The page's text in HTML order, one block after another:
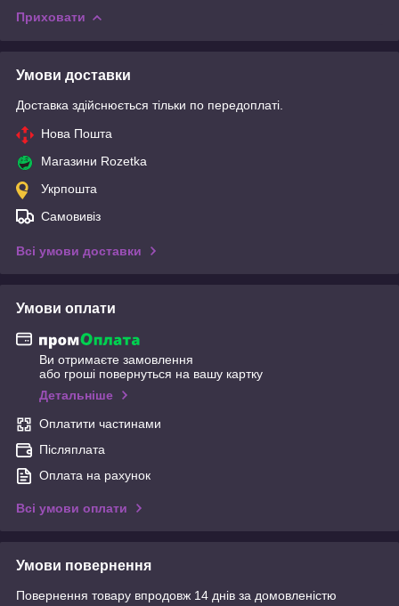
Приховати
Умови доставки
Доставка здійснюється тільки по передоплаті.
Нова Пошта
Магазини Rozetka
Укрпошта
Самовивіз
Всі умови доставки
Умови оплати
Ви отримаєте замовлення
або гроші повернуться на вашу картку
Детальніше
Оплатити частинами
Післяплата
Оплата на рахунок
Всі умови оплати
Умови повернення
Повернення товару впродовж 14 днів за домовленістю